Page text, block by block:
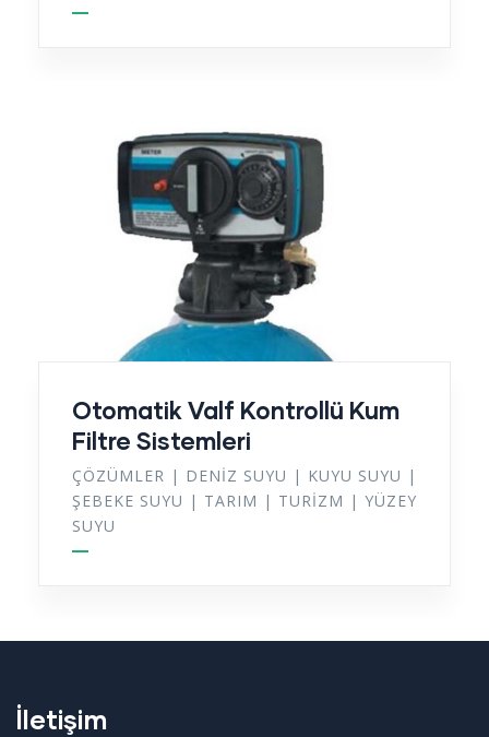
Otomatik Valf Kontrollü Kum
Filtre Sistemleri
ÇÖZÜMLER | DENIZ SUYU | KUYU SUYU |
ŞEBEKE SUYU | TARIM | TURIZM | YÜZEY
SUYU
İletişim